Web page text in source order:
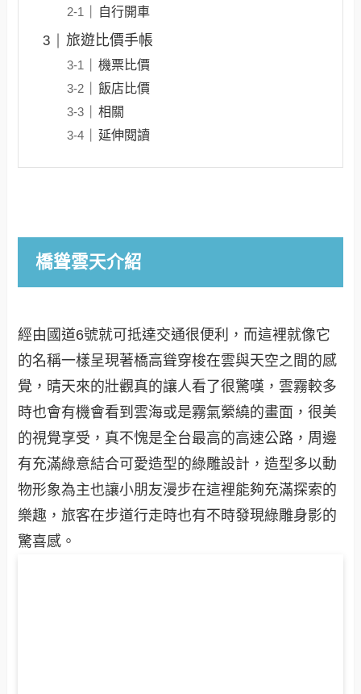
自行開車
旅遊比價手帳
機票比價
飯店比價
相關
延伸閱讀
橋聳雲天介紹
經由國道6號就可抵達交通很便利，而這裡就像它
的名稱一樣呈現著橋高聳穿梭在雲與天空之間的感
覺，晴天來的壯觀真的讓人看了很驚嘆，雲霧較多
時也會有機會看到雲海或是霧氣縈繞的畫面，很美
的視覺享受，真不愧是全台最高的高速公路，周邊
有充滿綠意結合可愛造型的綠雕設計，造型多以動
物形象為主也讓小朋友漫步在這裡能夠充滿探索的
樂趣，旅客在步道行走時也有不時發現綠雕身影的
驚喜感。